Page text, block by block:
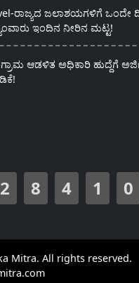
ರಾಜ್ಯದ ಜಲಾಶಯಗಳಿಗೆ ಒಂದೇ
ಇಂದಿನ ನೀರಿನ ಮಟ್ಟ!
ಗ್ರಾಮ ಆಡಳಿತ ಅಧಿಕಾರಿ ಹುದ್ದೆಗೆ
2 8 4 1 0
Mitra. All rights reserved.